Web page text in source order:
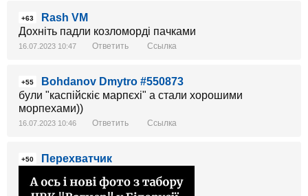
+63
Rash VM
Дохніть падли козломорді пачками
16.07.2023 10:47 Ответить Ссылка
+55
Bohdanov Dmytro #550873
були "каспійскіє марпєхі" а стали хорошими
морпехами))
16.07.2023 10:46 Ответить Ссылка
+50 Перехватчик